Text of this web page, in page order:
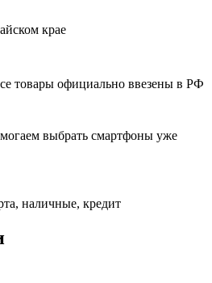
крае
товары официально ввезены в РФ
выбрать смартфоны уже
наличные, кредит